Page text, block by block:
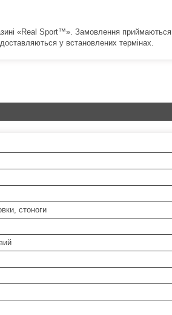
«Real Sport™». Замовлення приймаються
у встановлених термінах.
стоноги